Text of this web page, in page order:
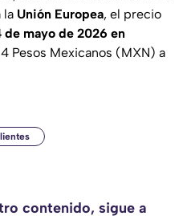
la Unión Europea, el precio
de mayo de 2026 en
Pesos Mexicanos (MXN) a
contenido, sigue a